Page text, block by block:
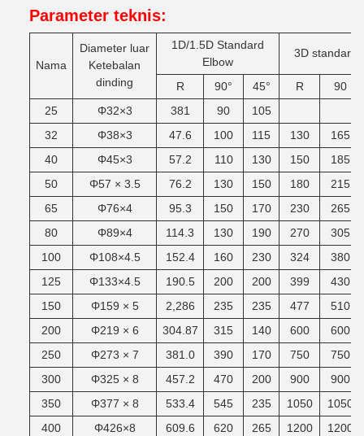
Parameter teknis:
Nama
Diameter luar
Ketebalan
dinding
1D/1.5D Standard
Elbow
3D standar
R 90° 45° R
90
25
Φ32×3 381 90
105
32
Φ38×3 47.6 100 115 130
165
40
Φ45×3 57.2 110 130 150
185
50
Φ57 × 3.5 76.2 130 150 180
215
65
Φ76×4 95.3 150 170 230
265
80
Φ89×4 114.3 130 190 270
305
100
Φ108×4.5 152.4 160 230 324
380
125
Φ133×4.5 190.5 200 200 399
430
150
Φ159 × 5 2,286 235 235 477
510
200
Φ219 × 6 304.87 315 140 600
600
250
Φ273 × 7 381.0 390 170 750
750
300
Φ325 × 8 457.2 470 200 900
900
350
Φ377 × 8 533.4 545 235 1050
1050
400
Φ426×8 609.6 620 265 1200 1200